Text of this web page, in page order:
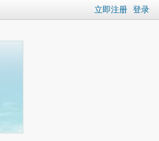
立即注册 登录